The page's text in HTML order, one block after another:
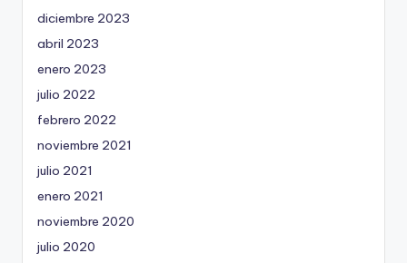
diciembre 2023
abril 2023
enero 2023
julio 2022
febrero 2022
noviembre 2021
julio 2021
enero 2021
noviembre 2020
julio 2020